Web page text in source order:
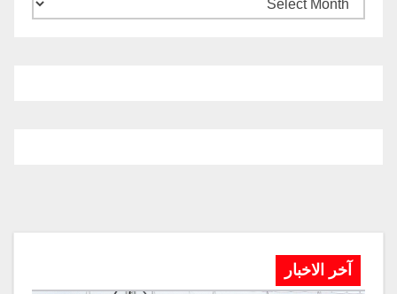
آخر الاخبار